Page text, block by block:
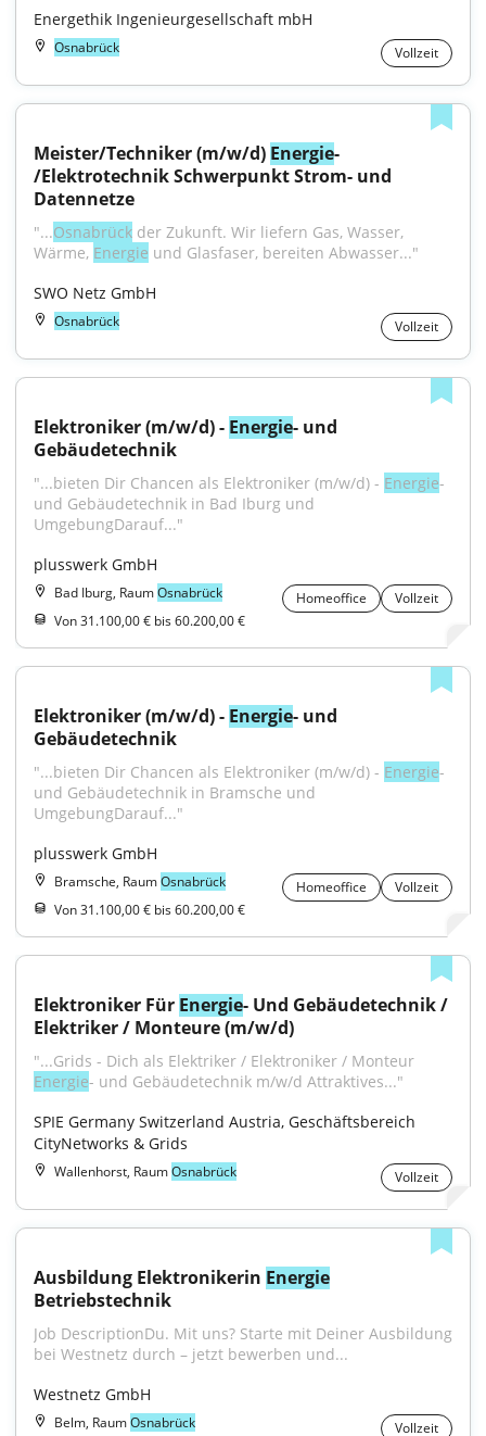
Energethik Ingenieurgesellschaft mbH
Osnabrück Vollzeit
Meister/Techniker (m/w/d) Energie-
/Elektrotechnik Schwerpunkt Strom- und
Datennetze
"...Osnabrück der Zukunft. Wir liefern Gas, Wasser,
Wärme, Energie und Glasfaser, bereiten Abwasser..."
SWO Netz GmbH
Osnabrück Vollzeit
Elektroniker (m/w/d) - Energie- und
Gebäudetechnik
"...bieten Dir Chancen als Elektroniker (m/w/d) - Energie-
und Gebäudetechnik in Bad Iburg und
UmgebungDarauf..."
plusswerk GmbH
Bad Iburg, RaumOsnabrück Homeoffice
Vollzeit
Von 31.100,00 € bis 60.200,00 €
Elektroniker (m/w/d) - Energie- und
Gebäudetechnik
"...bieten Dir Chancen als Elektroniker (m/w/d) - Energie-
und Gebäudetechnik in Bramsche und
UmgebungDarauf..."
plusswerk GmbH
Bramsche, RaumOsnabrück Homeoffice
Vollzeit
Von 31.100,00 € bis 60.200,00 €
Elektroniker Für Energie- Und Gebäudetechnik /
Elektriker / Monteure (m/w/d)
Energie- und Gebäudetechnik m/w/d Attraktives..."
SPIE Germany Switzerland Austria, Geschäftsbereich
CityNetworks & Grids
Wallenhorst, RaumOsnabrück Vollzeit
Ausbildung Elektronikerin Energie
Betriebstechnik
Job DescriptionDu. Mit uns? Starte mit Deiner Ausbildung
bei Westnetz durch – jetzt bewerben und...
Westnetz GmbH
Belm, RaumOsnabrück Vollzeit